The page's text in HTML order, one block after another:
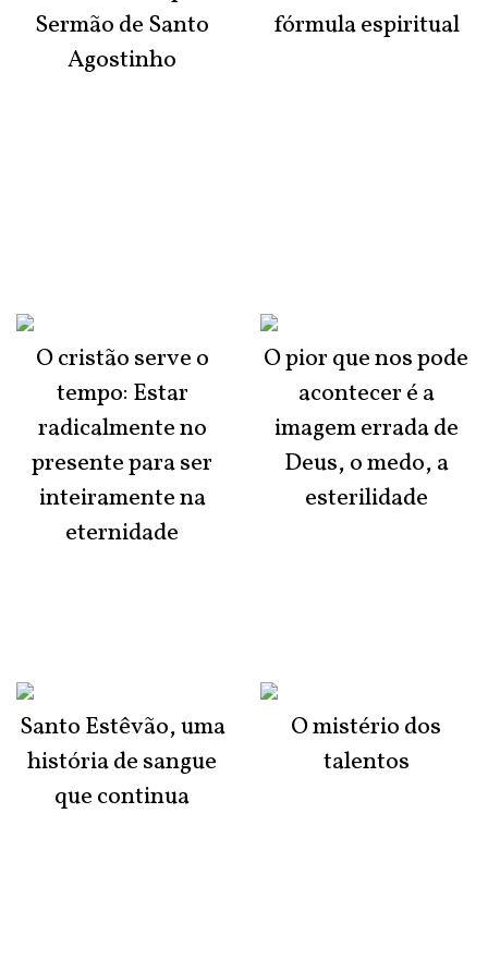
Sermão de Santo
Agostinho
O cristão serve o
tempo: Estar
radicalmente no
presente para ser
inteiramente na
eternidade
Santo Estêvão, uma
história de sangue
que continua
fórmula espiritual
O pior que nos pode
acontecer é a
imagem errada de
Deus, o medo, a
esterilidade
O mistério dos
talentos